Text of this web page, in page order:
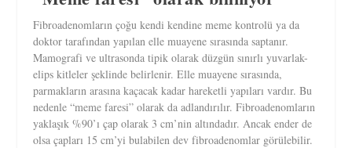
Fibroadenomların çoğu kendi kendine meme kontrolü ya da
doktor tarafından yapılan elle muayene sırasında saptanır.
Mamografi ve ultrasonda tipik olarak düzgün sınırlı yuvarlak-
elips kitleler şeklinde belirlenir. Elle muayene sırasında,
parmakların arasına kaçacak kadar hareketli yapıları vardır. Bu
nedenle “meme faresi” olarak da adlandırılır. Fibroadenomların
yaklaşık %90’ı çap olarak 3 cm’nin altındadır. Ancak ender de
olsa çapları 15 cm’yi bulabilen dev fibroadenomlar görülebilir.